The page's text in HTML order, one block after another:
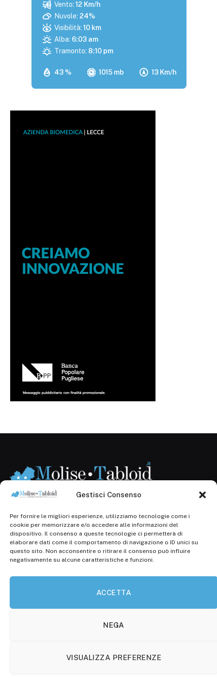
Gestisci Consenso
Per fornire le migliori esperienze, utilizziamo tecnologie come i
cookie per memorizzare e/o accedere alle informazioni del
dispositivo. Il consenso a queste tecnologie ci permetterà di
elaborare dati come il comportamento di navigazione o ID unici su
questo sito. Non acconsentire o ritirare il consenso può influire
negativamente su alcune caratteristiche e funzioni.
ACCETTA
NEGA
VISUALIZZA PREFERENZE
43 % 1015 mb 13 Km/h
Vento: 12 Km/h
Nuvole: 24%
Visibilità: 10 km
Alba: 6:03 am
Tramonto: 8:10 pm
Registr. presso il Tribunale di Campobasso: 3/2013 del
14.11.2013, Cron. 1254
Roc: iscrizione n° 25549 (Prot. 1138/com/15 del
30.04.2015)
P.Iva: 01707150700